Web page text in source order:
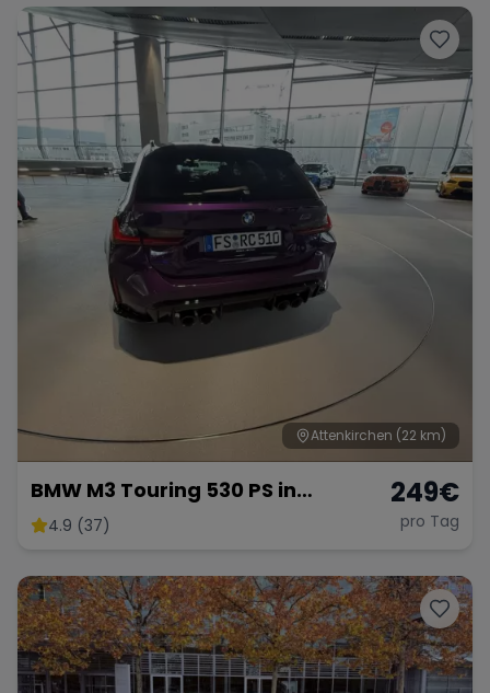
Attenkirchen (22 km)
BMW M3 Touring 530 PS in
Individuell Purple
4.9 (37)
249€
pro Tag